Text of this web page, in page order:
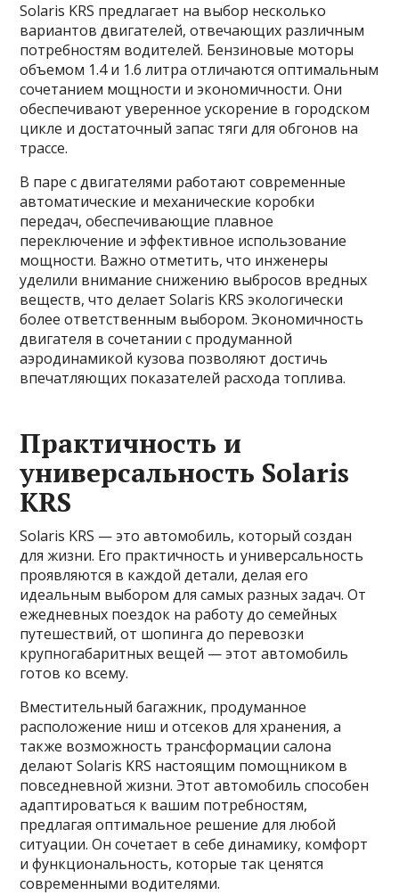
Solaris KRS предлагает на выбор несколько
вариантов двигателей, отвечающих различным
потребностям водителей. Бензиновые моторы
объемом 1.4 и 1.6 литра отличаются оптимальным
сочетанием мощности и экономичности. Они
обеспечивают уверенное ускорение в городском
цикле и достаточный запас тяги для обгонов на
трассе.
В паре с двигателями работают современные
автоматические и механические коробки
передач, обеспечивающие плавное
переключение и эффективное использование
мощности. Важно отметить, что инженеры
уделили внимание снижению выбросов вредных
веществ, что делает Solaris KRS экологически
более ответственным выбором. Экономичность
двигателя в сочетании с продуманной
аэродинамикой кузова позволяют достичь
впечатляющих показателей расхода топлива.
Практичность и
универсальность Solaris
KRS
Solaris KRS — это автомобиль, который создан
для жизни. Его практичность и универсальность
проявляются в каждой детали, делая его
идеальным выбором для самых разных задач. От
ежедневных поездок на работу до семейных
путешествий, от шопинга до перевозки
крупногабаритных вещей — этот автомобиль
готов ко всему.
Вместительный багажник, продуманное
расположение ниш и отсеков для хранения, а
также возможность трансформации салона
делают Solaris KRS настоящим помощником в
повседневной жизни. Этот автомобиль способен
адаптироваться к вашим потребностям,
предлагая оптимальное решение для любой
ситуации. Он сочетает в себе динамику, комфорт
и функциональность, которые так ценятся
современными водителями.